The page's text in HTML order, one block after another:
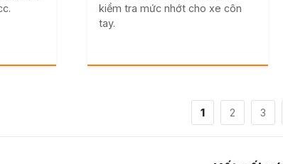
kiểm tra mức nhớt cho xe côn
tay.
1 2 3